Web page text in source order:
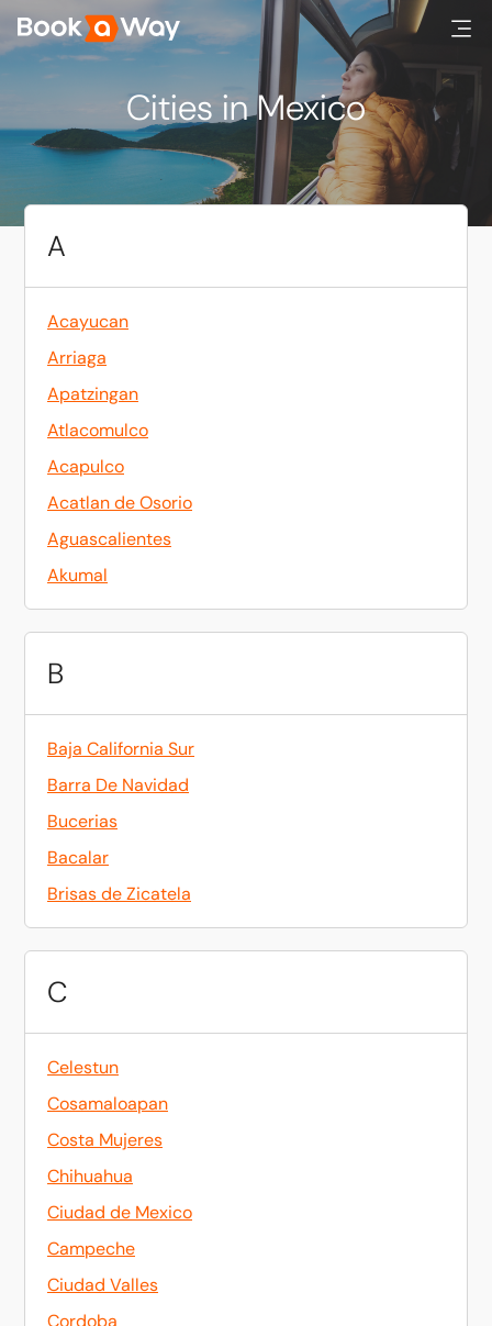
Cities in Mexico
A
Acayucan
Arriaga
Apatzingan
Atlacomulco
Acapulco
Acatlan de Osorio
Aguascalientes
Akumal
B
Baja California Sur
Barra De Navidad
Bucerias
Bacalar
Brisas de Zicatela
C
Celestun
Cosamaloapan
Costa Mujeres
Chihuahua
Ciudad de Mexico
Campeche
Ciudad Valles
Cordoba